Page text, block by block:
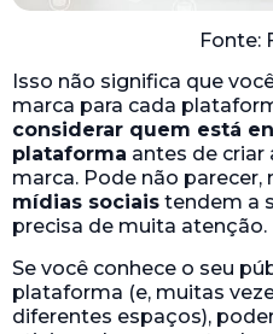
Fonte:
Isso não significa que
marca para cada
considerar quem está
plataforma antes de criar
marca. Pode não
mídias sociais tendem a
precisa de muita atenção.
Se você conhece o seu
plataforma (e, muitas
diferentes espaços),